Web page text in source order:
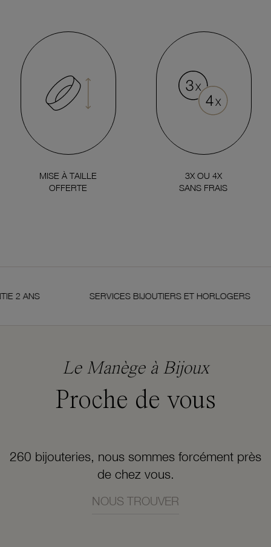
MISE À TAILLE
OFFERTE
3X OU 4X
SANS FRAIS
SERVICES BIJOUTIERS ET HORLOGERS
Le Manège à Bijoux
Proche de vous
260 bijouteries, nous sommes forcément près
de chez vous.
NOUS TROUVER